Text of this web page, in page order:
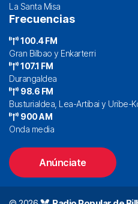
La Santa Misa
Frecuencias
100.4 FM
Gran Bilbao y Enkarterri
107.1 FM
Durangaldea
98.6 FM
Busturialdea, Lea-Artibai y Uribe-
900 AM
Onda media
Anúnciate